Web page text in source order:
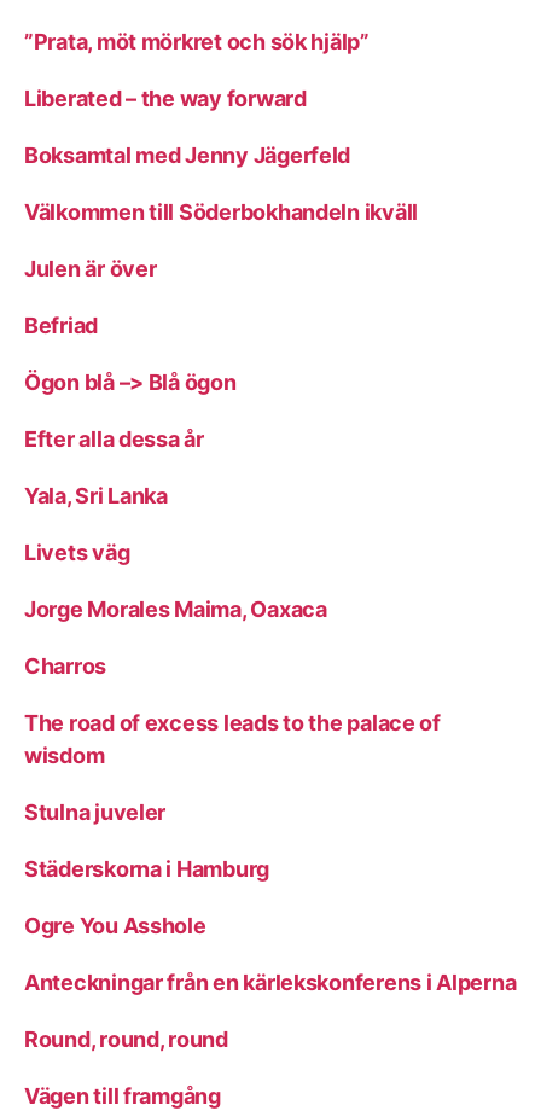
”Prata, möt mörkret och sök hjälp”
Liberated – the way forward
Boksamtal med Jenny Jägerfeld
Välkommen till Söderbokhandeln ikväll
Julen är över
Befriad
Ögon blå –> Blå ögon
Efter alla dessa år
Yala, Sri Lanka
Livets väg
Jorge Morales Maima, Oaxaca
Charros
The road of excess leads to the palace of
wisdom
Stulna juveler
Städerskorna i Hamburg
Ogre You Asshole
Anteckningar från en kärlekskonferens i Alperna
Round, round, round
Vägen till framgång